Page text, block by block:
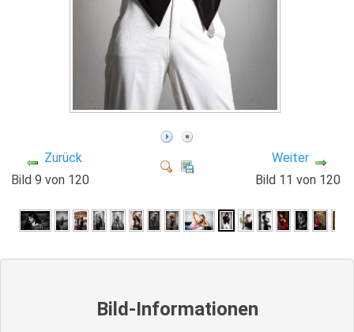
Zurück
Bild 9 von 120
Weiter
Bild 11 von 120
Bild-Informationen